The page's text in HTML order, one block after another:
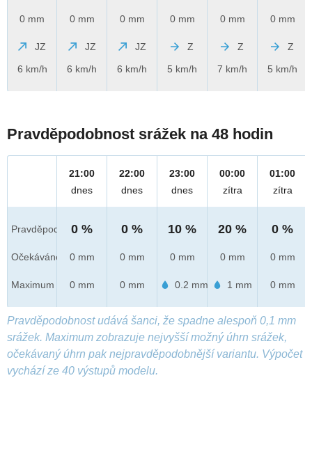
0 mm
JZ
6 km/h
0 mm
JZ
6 km/h
0 mm
JZ
6 km/h
0 mm
Z
5 km/h
0 mm
Z
7 km/h
0 mm
Z
5 km/h
Pravděpodobnost srážek na 48 hodin
Pravděpod.
Očekáváno
Maximum
21:00
dnes
0 %
0 mm
0 mm
22:00
dnes
0 %
0 mm
0 mm
23:00
dnes
10 %
0 mm
0.2 mm
00:00
zítra
20 %
0 mm
1 mm
01:00
zítra
0 %
0 mm
0 mm
Pravděpodobnost udává šanci, že spadne alespoň 0,1 mm
srážek. Maximum zobrazuje nejvyšší možný úhrn srážek,
očekávaný úhrn pak nejpravděpodobnější variantu. Výpočet
vychází ze 40 výstupů modelu.